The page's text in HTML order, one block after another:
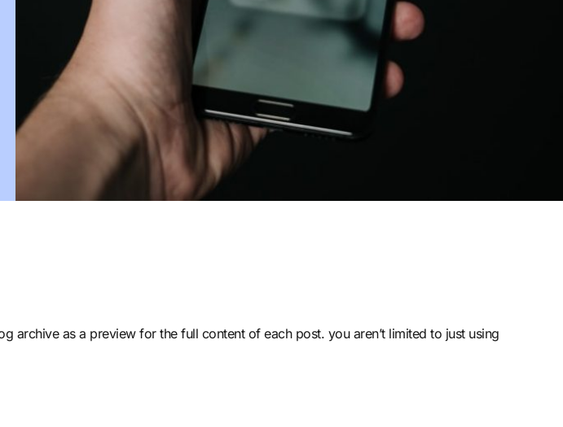
archive as a preview for the full content of each post. you aren’t limited to just using